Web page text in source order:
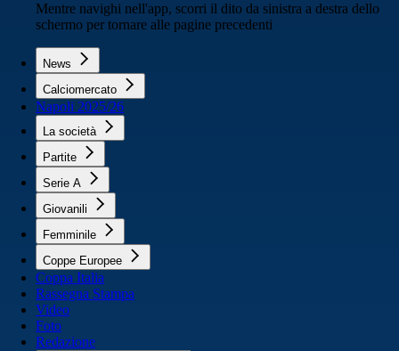
Mentre navighi nell'app, scorri il dito da sinistra a destra dello
schermo per tornare alle pagine precedenti
News
Calciomercato
Napoli 2025/26
La società
Partite
Serie A
Giovanili
Femminile
Coppe Europee
Coppa Italia
Rassegna Stampa
Video
Foto
Redazione